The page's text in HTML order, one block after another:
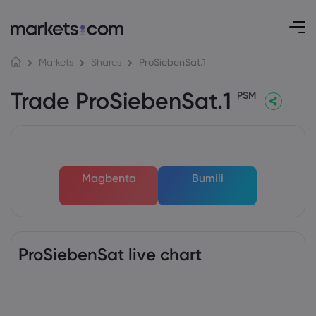
Markets Shares ProSiebenSat.1
Trade ProSiebenSat.1 PSM
Magbenta Bumili
ProSiebenSat live chart